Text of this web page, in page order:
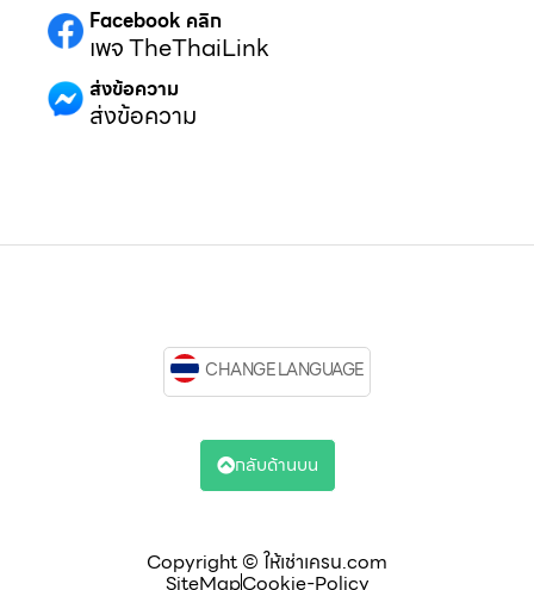
Facebook คลิก
เพจ TheThaiLink
ส่งข้อความ
ส่งข้อความ
Copyright © ให้เช่าเครน.com
SiteMapCookie-Policy
CHANGE LANGUAGE
กลับด้านบน